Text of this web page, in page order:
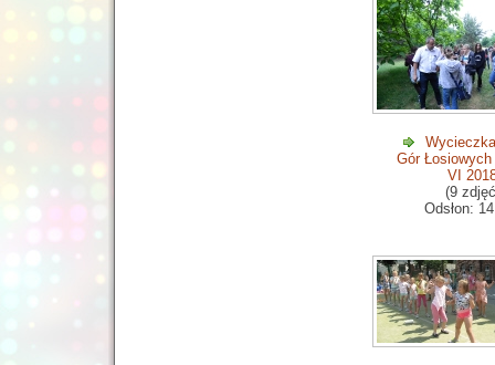
Gór
VI
(9
Odsłon: